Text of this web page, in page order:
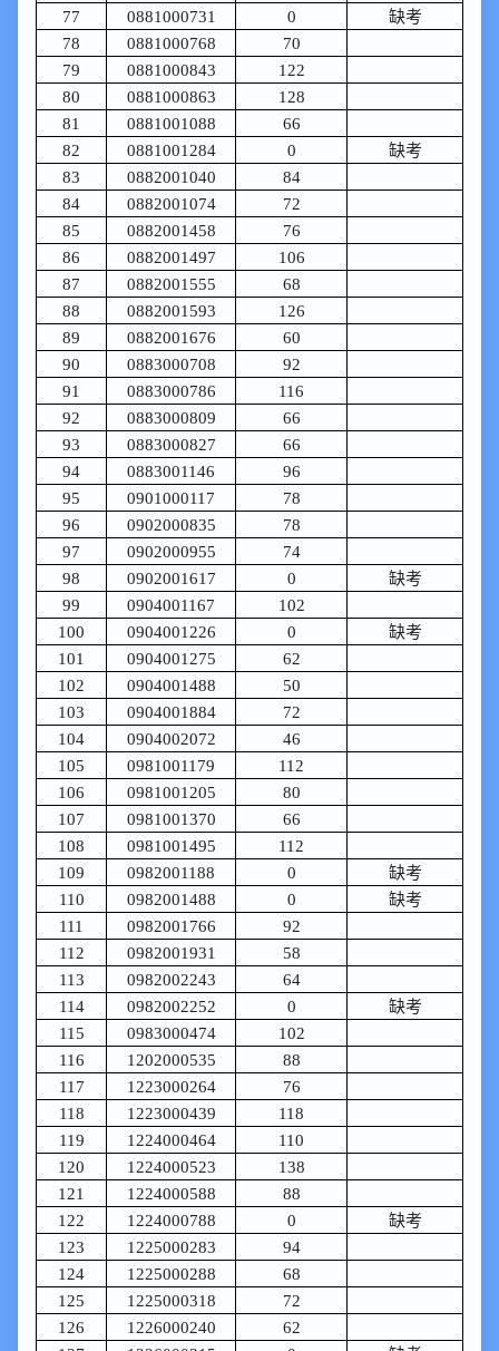
77
0881000731 0
缺考
78
0881000768
70
79
0881000843
122
80
0881000863
128
81
0881001088
66
82
0881001284 0
缺考
83
0882001040
84
84
0882001074
72
85
0882001458
76
86
0882001497
106
87
0882001555
68
88
0882001593
126
89
0882001676
60
90
0883000708
92
91
0883000786
116
92
0883000809
66
93
0883000827
66
94
0883001146
96
95
0901000117
78
96
0902000835
78
97
0902000955
74
98
0902001617 0
缺考
99
0904001167
102
100
0904001226 0
缺考
101
0904001275
62
102
0904001488
50
103
0904001884
72
104
0904002072
46
105
0981001179
112
106
0981001205
80
107
0981001370
66
108
0981001495
112
109
0982001188 0
缺考
110
0982001488 0
缺考
111
0982001766
92
112
0982001931
58
113
0982002243
64
114
0982002252 0
缺考
115
0983000474
102
116
1202000535
88
117
1223000264
76
118
1223000439
118
119
1224000464
110
120
1224000523
138
121
1224000588
88
122
1224000788 0
缺考
123
1225000283
94
124
1225000288
68
125
1225000318
72
126
1226000240
62